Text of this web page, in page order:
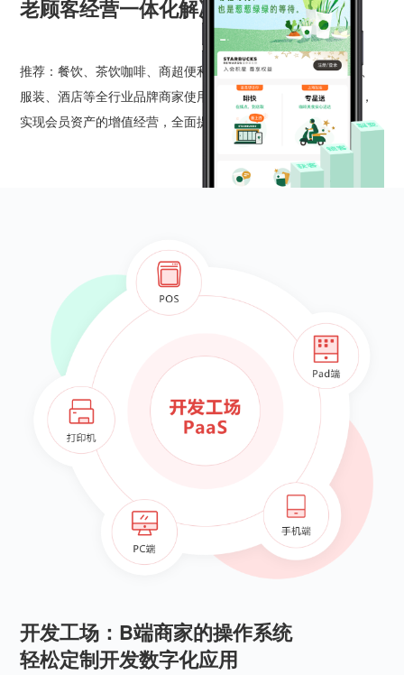
老顾客经营一体化解决方案
推荐：餐饮、茶饮咖啡、商超便利、生鲜水果、母婴、化妆品、
服装、酒店等全行业品牌商家使用；通过会员全生命周期运营，
实现会员资产的增值经营，全面提升老顾客消费体验及价值。
开发工场：B端商家的操作系统
轻松定制开发数字化应用